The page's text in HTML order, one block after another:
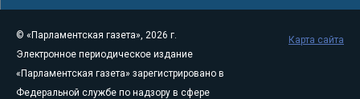
© «Парламентская газета», 2026 г.
Электронное периодическое издание
«Парламентская газета» зарегистрировано в
Федеральной службе по надзору в сфере
Карта сайта